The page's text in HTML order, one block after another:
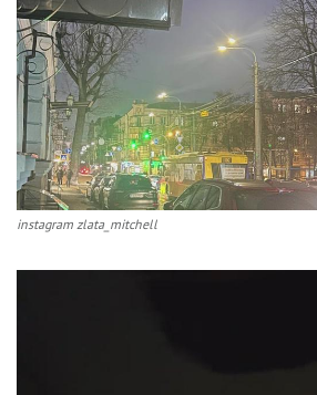
instagram zlata_mitchell